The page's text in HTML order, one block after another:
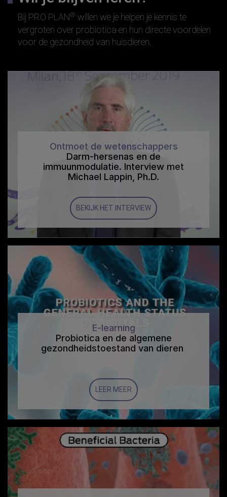
Bij PRO PLAN® willen we je helpen je kennis te
vergroten over probiotica en hun directe voordelen
voor de gezondheid van huisdieren.
Ontmoet de wetenschappers
Darm-hersenas en de
immuunmodulatie. Interview met
Michael Lappin, Ph.D.
BEKIJK HET INTERVIEW
E-learning
Probiotica en de algemene
gezondheidstoestand van dieren
LEER MEER